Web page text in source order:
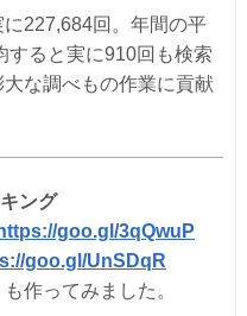
227,684回。年間の平
すると実に910回も検索
大な調べもの作業に貢献
キング
https://goo.gl/3qQwuP
goo.gl/UnSDqR
作ってみました。